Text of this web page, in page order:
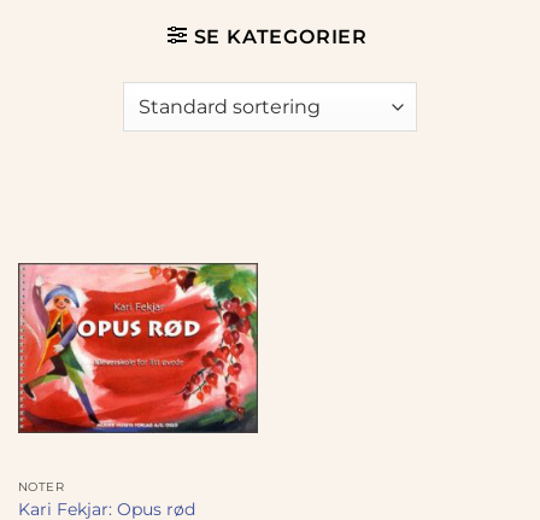
SE KATEGORIER
NOTER
Kari Fekjar: Opus rød